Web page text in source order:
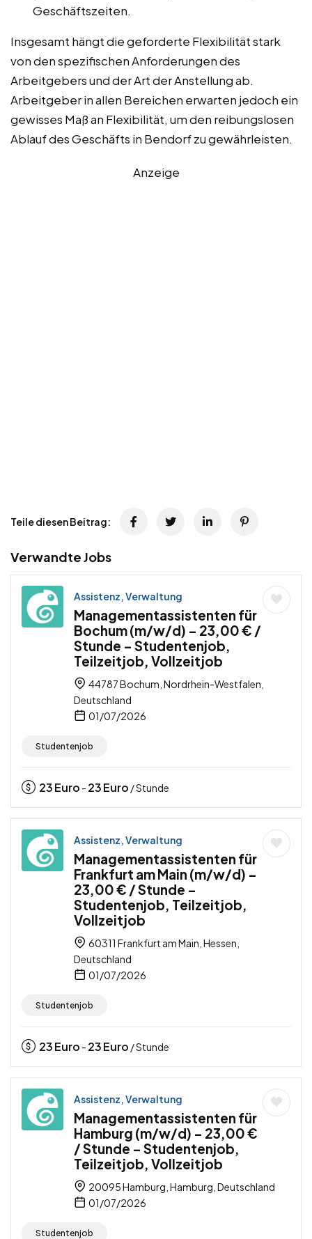
Geschäftszeiten.
Insgesamt hängt die geforderte Flexibilität stark
von den spezifischen Anforderungen des
Arbeitgebers und der Art der Anstellung ab.
Arbeitgeber in allen Bereichen erwarten jedoch ein
gewisses Maß an Flexibilität, um den reibungslosen
Ablauf des Geschäfts in Bendorf zu gewährleisten.
Anzeige
Teile diesen Beitrag:
Verwandte Jobs
Assistenz, Verwaltung
Managementassistenten für
Bochum (m/w/d) – 23,00 € /
Stunde – Studentenjob,
Teilzeitjob, Vollzeitjob
44787 Bochum, Nordrhein-Westfalen,
Deutschland
01/07/2026
Studentenjob
23Euro - 23Euro / Stunde
Assistenz, Verwaltung
Managementassistenten für
Frankfurt am Main (m/w/d) –
23,00 € / Stunde –
Studentenjob, Teilzeitjob,
Vollzeitjob
60311 Frankfurt am Main, Hessen,
Deutschland
01/07/2026
Studentenjob
23Euro - 23Euro / Stunde
Assistenz, Verwaltung
Managementassistenten für
Hamburg (m/w/d) – 23,00 €
/ Stunde – Studentenjob,
Teilzeitjob, Vollzeitjob
20095 Hamburg, Hamburg, Deutschland
01/07/2026
Studentenjob